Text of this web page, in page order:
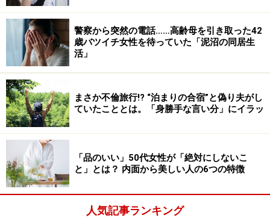
気を付けるべきこと3：「いいね！」をもら
って安心しようとする
若い頃に見た目の美しさを賞賛されてきた人は、歳を重
ねても、それを求め続けてしまうことがあります。そう
いう人のなかには、アラフォーになっても、SNSで自撮
り写真ばかり載せてしまう人もいます。
まだ30歳未満であったり、モデルや俳優など、自分を見
せるのが仕事であったりする場合は理解されますが、そ
うではない人がそういうことをやっていると、「自分の
ことが好きなんだな」「承認欲求が強いんだな」と、ち
なぜなら、大人になったら、多くの人がそういった承認
警察から突然の電話……高齢母を引き取った42
歳バツイチ女性を待っていた「泥沼の同居生
活」
まさか不倫旅行!? “泊まりの合宿”と偽り夫がし
ていたこととは。「身勝手な言い分」にイラッ
「品のいい」50代女性が「絶対にしないこ
と」とは？ 内面から美しい人の6つの特徴
人気記事ランキング